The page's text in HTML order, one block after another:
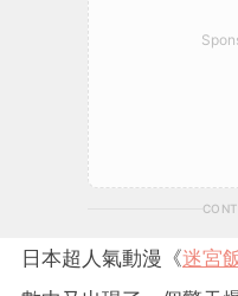
日本超人氣動漫《迷宮